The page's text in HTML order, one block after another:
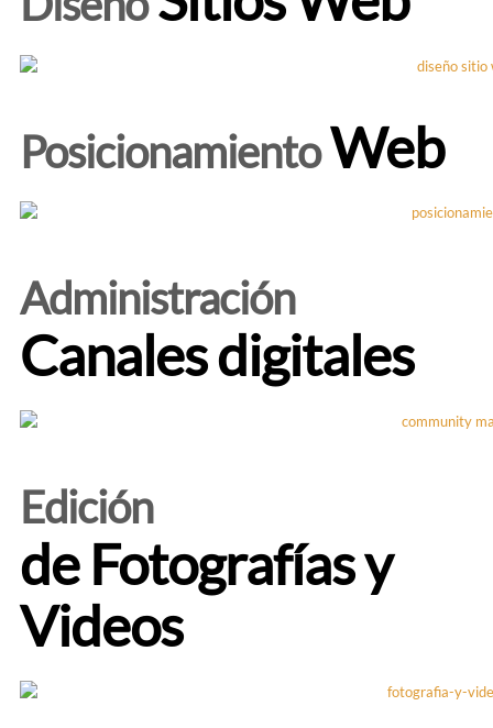
PosicionamientoWeb
Administración
Canales digitales
Edición
de Fotografías y
Videos